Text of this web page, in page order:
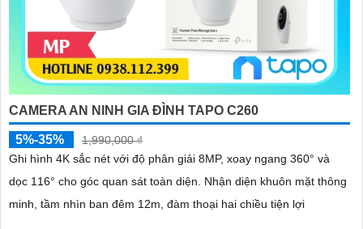
CAMERA AN NINH GIA ĐÌNH TAPO C260
5%-35%
1,990,000 ₫
Ghi hình 4K sắc nét với độ phân giải 8MP, xoay ngang 360° và
dọc 116° cho góc quan sát toàn diện. Nhận diện khuôn mặt thông
minh, tầm nhìn ban đêm 12m, đàm thoại hai chiều tiện lợi